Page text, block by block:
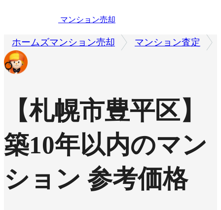
マンション売却
ホームズマンション売却 マンション査定
【札幌市豊平区】
築10年以内のマン
ション 参考価格